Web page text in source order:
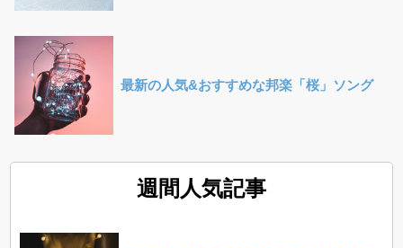
最新の人気&おすすめな邦楽「桜」ソング
週間人気記事